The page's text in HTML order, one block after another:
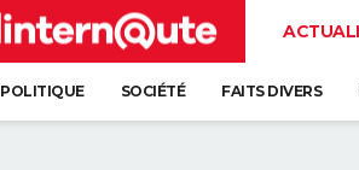
POLITIQUE SOCIÉTÉ FAITS DIVERS